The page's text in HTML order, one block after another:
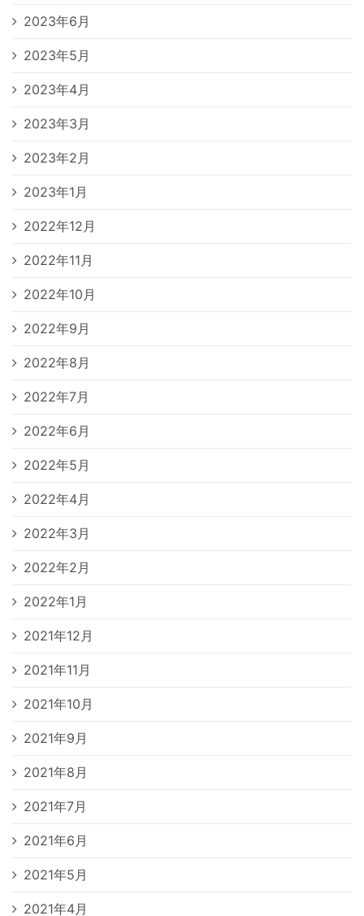
2023年6月
2023年5月
2023年4月
2023年3月
2023年2月
2023年1月
2022年12月
2022年11月
2022年10月
2022年9月
2022年8月
2022年7月
2022年6月
2022年5月
2022年4月
2022年3月
2022年2月
2022年1月
2021年12月
2021年11月
2021年10月
2021年9月
2021年8月
2021年7月
2021年6月
2021年5月
2021年4月